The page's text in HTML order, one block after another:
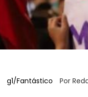
g1/Fantástico Por